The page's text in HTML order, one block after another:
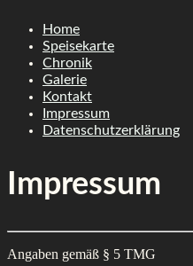
Skip
content
Home
Speisekarte
Chronik
Galerie
Kontakt
Impressum
Datenschutzerklärung
Impressum
Angaben gemäß § 5 TMG